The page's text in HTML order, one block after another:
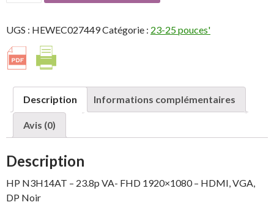
HP
N3H14AT
VA-
FHD
1920x1080
VGA,
DP
Noir
UGS : HEWEC027449Catégorie : 23-25 pouces'
Description Informations complémentaires
Avis (0)
Description
HP N3H14AT – 23.8p VA- FHD 1920×1080 – HDMI, VGA,
DP Noir